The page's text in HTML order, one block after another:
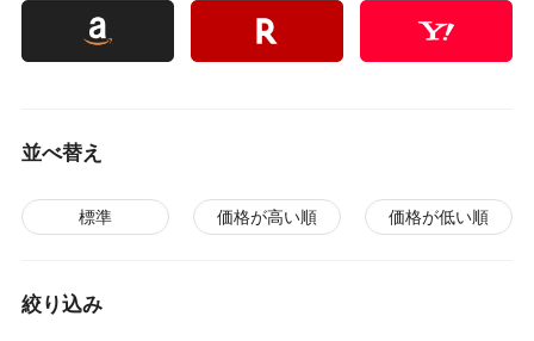
並べ替え
標準 価格が高い順 価格が低い順
絞り込み